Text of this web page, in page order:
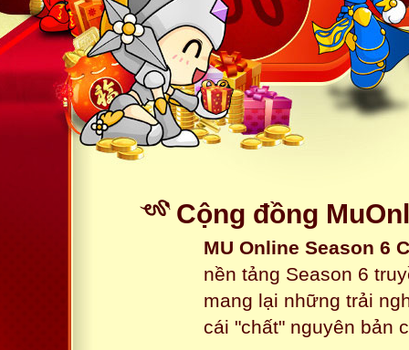
Cộng đồng
MU Online Season 6
nền tảng Season 6
mang lại những trải
cái "chất" nguyên bản